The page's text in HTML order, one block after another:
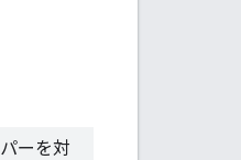
ーを対